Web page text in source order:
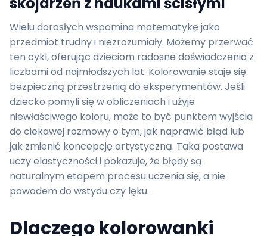
Wielu dorosłych wspomina matematykę jako
przedmiot trudny i niezrozumiały. Możemy przerwać
ten cykl, oferując dzieciom radosne doświadczenia z
liczbami od najmłodszych lat. Kolorowanie staje się
bezpieczną przestrzenią do eksperymentów. Jeśli
dziecko pomyli się w obliczeniach i użyje
niewłaściwego koloru, może to być punktem wyjścia
do ciekawej rozmowy o tym, jak naprawić błąd lub
jak zmienić koncepcję artystyczną. Taka postawa
uczy elastyczności i pokazuje, że błędy są
naturalnym etapem procesu uczenia się, a nie
powodem do wstydu czy lęku.
Dlaczego kolorowanki